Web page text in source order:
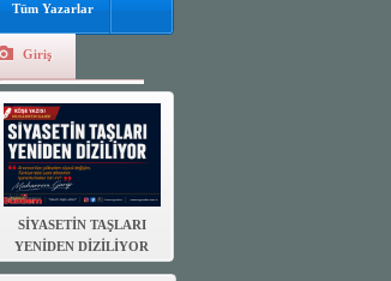
Tüm Yazarlar
Giriş
Hava Durumu
SİYASETİN TAŞLARI
YENİDEN DİZİLİYOR